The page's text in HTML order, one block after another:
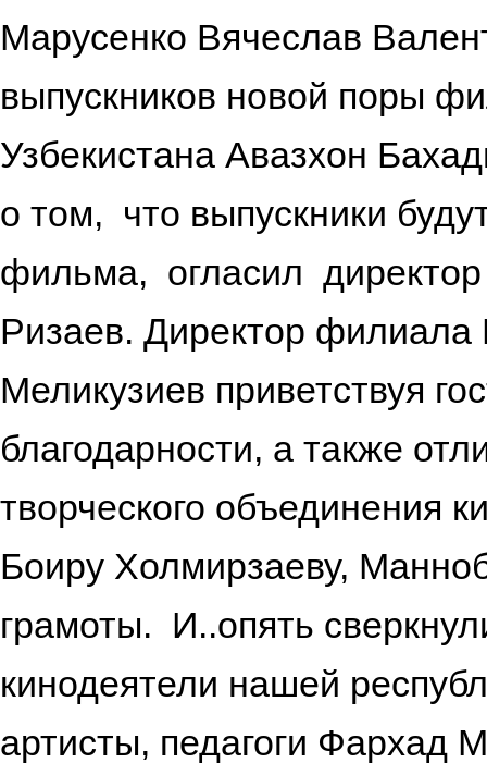
Марусенко Вячеслав
выпускников новой поры
Узбекистана Авазхон
о том, что выпускники
фильма, огласил директор
Ризаев. Директор
Меликузиев приветствуя
благодарности, а также
творческого объединения
Боиру Холмирзаеву,
грамоты. И..опять
кинодеятели нашей
артисты, педагоги Фархад